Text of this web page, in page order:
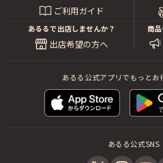
ご利用ガイド
あるるで出店しませんか？
出店希望の方へ
商
あるる公式アプリでもっとお
あるる公式SNS